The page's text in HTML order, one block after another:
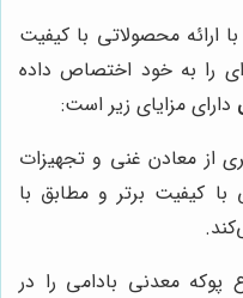
با ارائه محصولاتی با کیفیت
را به خود اختصاص داده
دارای مزایای زیر است:
از معادن غنی و تجهیزات
با کیفیت برتر و مطابق با
پوکه معدنی بادامی را در